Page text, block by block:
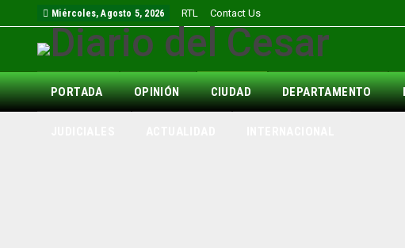
Miércoles, Agosto 5, 2026 RTL Contact Us
PORTADA OPINIÓN CIUDAD DEPARTAMENTO